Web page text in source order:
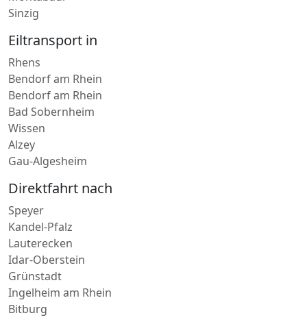
Sinzig
Eiltransport in
Rhens
Bendorf am Rhein
Bendorf am Rhein
Bad Sobernheim
Wissen
Alzey
Gau-Algesheim
Direktfahrt nach
Speyer
Kandel-Pfalz
Lauterecken
Idar-Oberstein
Grünstadt
Ingelheim am Rhein
Bitburg